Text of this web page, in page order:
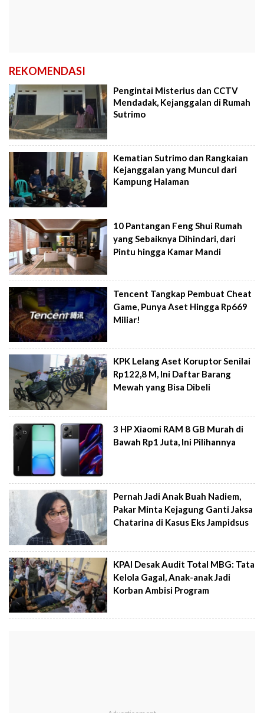
REKOMENDASI
Pengintai Misterius dan CCTV
Mendadak, Kejanggalan di Rumah
Sutrimo
Kematian Sutrimo dan Rangkaian
Kejanggalan yang Muncul dari
Kampung Halaman
10 Pantangan Feng Shui Rumah
yang Sebaiknya Dihindari, dari
Pintu hingga Kamar Mandi
Tencent Tangkap Pembuat Cheat
Game, Punya Aset Hingga Rp669
Miliar!
KPK Lelang Aset Koruptor Senilai
Rp122,8 M, Ini Daftar Barang
Mewah yang Bisa Dibeli
3 HP Xiaomi RAM 8 GB Murah di
Bawah Rp1 Juta, Ini Pilihannya
Pernah Jadi Anak Buah Nadiem,
Pakar Minta Kejagung Ganti Jaksa
Chatarina di Kasus Eks Jampidsus
KPAI Desak Audit Total MBG: Tata
Kelola Gagal, Anak-anak Jadi
Korban Ambisi Program